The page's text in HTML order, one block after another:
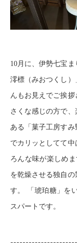
10月に、伊勢七宝
澪標（みおつくし）
んもお見えでご挨
さくな感じの方で、
ある「菓子工房すみ
でカリッとしてて
ろんな味が楽しめ
を乾燥させる独自
す。 「琥珀糖」を
スパートです。